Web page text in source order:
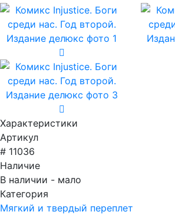
Характеристики
Артикул
# 11036
Наличие
В наличии - мало
Категория
Мягкий и твердый переплет